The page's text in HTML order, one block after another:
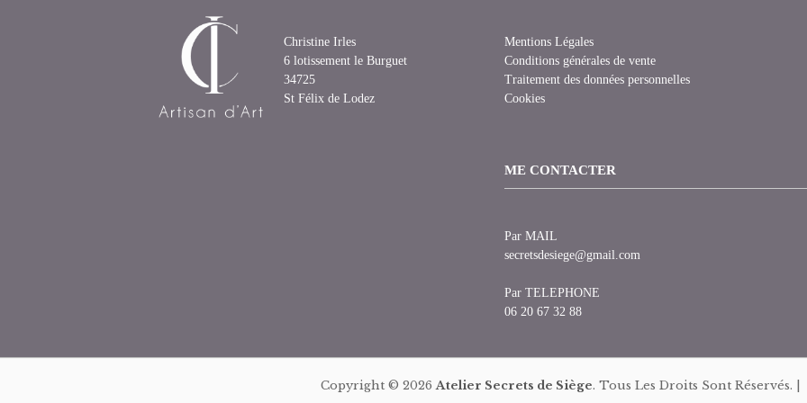
Christine Irles
6 lotissement le Burguet
34725
St Félix de Lodez
Mentions Légales
Conditions générales de vente
Traitement des données personnelles
Cookies
ME CONTACTER
Par MAIL
secretsdesiege@gmail.com
Par TELEPHONE
06 20 67 32 88
Copyright © 2026Atelier Secrets de Siège. Tous Les Droits Sont Réservés. |